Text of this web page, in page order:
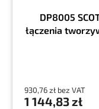
DP8005
łączenia
930,76 zł bez VAT
1 144,83 zł